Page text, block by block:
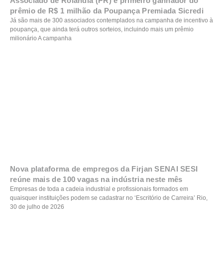
prêmio de R$ 1 milhão da Poupança Premiada Sicredi
Já são mais de 300 associados contemplados na campanha de incentivo à
poupança, que ainda terá outros sorteios, incluindo mais um prêmio
milionário A campanha
Nova plataforma de empregos da Firjan SENAI SESI
reúne mais de 100 vagas na indústria neste mês
Empresas de toda a cadeia industrial e profissionais formados em
quaisquer instituições podem se cadastrar no ‘Escritório de Carreira’ Rio,
30 de julho de 2026